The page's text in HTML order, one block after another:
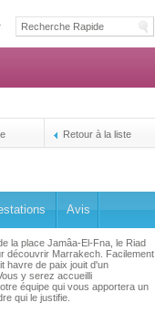
Retour à la liste
Avis
la place Jamâa-El-Fna, le Riad
découvrir Marrakech. Facilement
havre de paix jouit d'un
y serez accueilli
équipe qui vous apportera un
qui le justifie.